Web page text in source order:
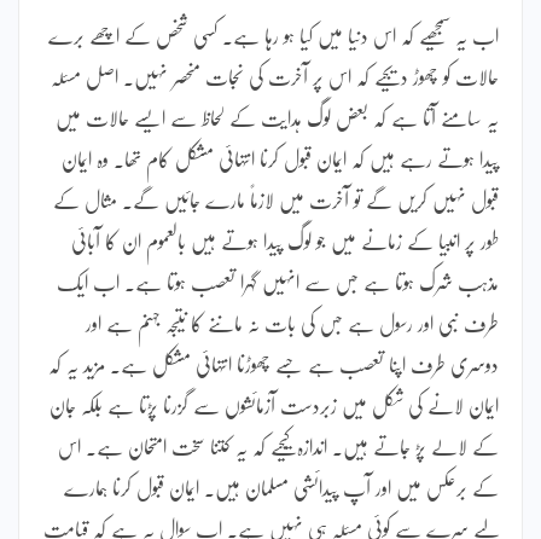
اب یہ سمجھیے کہ اس دنیا میں کیا ہو رہا ہے۔ کسی شخص کے اچھے برے
حالات کو چھوڑ دیجیے کہ اس پر آخرت کی نجات منحصر نہیں۔ اصل مسئلہ
یہ سامنے آتا ہے کہ بعض لوگ ہدایت کے لحاظ سے ایسے حالات میں
پیدا ہوتے رہے ہیں کہ ایمان قبول کرنا انتہائی مشکل کام تھا۔ وہ ایمان
قبول نہیں کریں گے تو آخرت میں لازماً مارے جائیں گے۔ مثال کے
طور پر انبیا کے زمانے میں جو لوگ پیدا ہوتے ہیں بالعموم ان کا آبائی
مذہب شرک ہوتا ہے جس سے انہیں گہرا تعصب ہوتا ہے۔ اب ایک
طرف نبی اور رسول ہے جس کی بات نہ ماننے کا نتیجہ جہنم ہے اور
دوسری طرف اپنا تعصب ہے جسے چھوڑنا انتہائی مشکل ہے۔ مزید یہ کہ
ایمان لانے کی شکل میں زبردست آزمائشوں سے گزرنا پڑتا ہے بلکہ جان
کے لالے پڑ جاتے ہیں۔ اندازہ کیجیے کہ یہ کتنا سخت امتحان ہے۔ اس
کے برعکس میں اور آپ پیدائشی مسلمان ہیں۔ ایمان قبول کرنا ہمارے
لیے سرے سے کوئی مسئلہ ہی نہیں ہے۔ اب سوال یہ ہے کہ قیامت